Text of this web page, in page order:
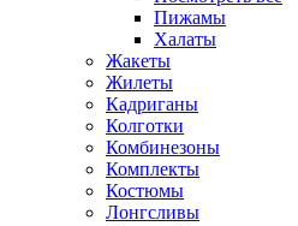
Пижамы
Халаты
Жакеты
Жилеты
Кадриганы
Колготки
Комбинезоны
Комплекты
Костюмы
Лонгсливы